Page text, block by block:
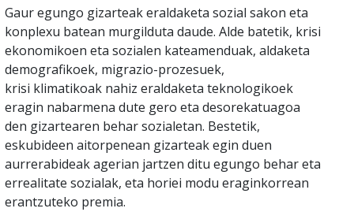
Gaur egungo gizarteak eraldaketa sozial sakon eta
konplexu batean murgilduta daude. Alde batetik, krisi
ekonomikoen eta sozialen kateamenduak, aldaketa
demografikoek, migrazio-prozesuek,
krisi klimatikoak nahiz eraldaketa teknologikoek
eragin nabarmena dute gero eta desorekatuagoa
den gizartearen behar sozialetan. Bestetik,
eskubideen aitorpenean gizarteak egin duen
aurrerabideak agerian jartzen ditu egungo behar eta
errealitate sozialak, eta horiei modu eraginkorrean
erantzuteko premia.